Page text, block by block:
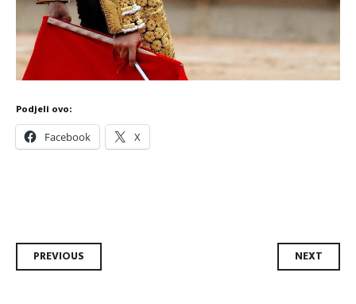
Podjeli ovo:
Facebook X
Post
PREVIOUS NEXT